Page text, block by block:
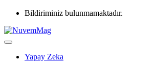
Bildiriminiz bulunmamaktadır.
Yapay Zeka